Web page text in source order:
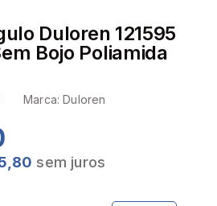
Duloren 121595
Bojo Poliamida
Marca:Duloren
sem juros